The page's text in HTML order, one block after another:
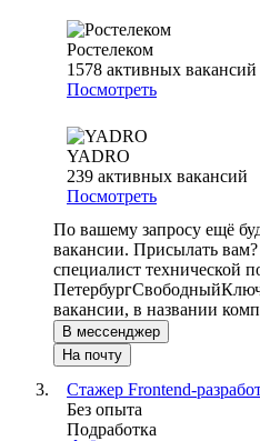
Ростелеком
1578 активных вакансий
Посмотреть
YADRO
239 активных вакансий
Посмотреть
По вашему запросу ещё
вакансии. Присылать вам?
специалист технической
ПетербургСвободный
вакансии, в названии
В мессенджер
На почту
Стажер Frontend-
Без опыта
Подработка